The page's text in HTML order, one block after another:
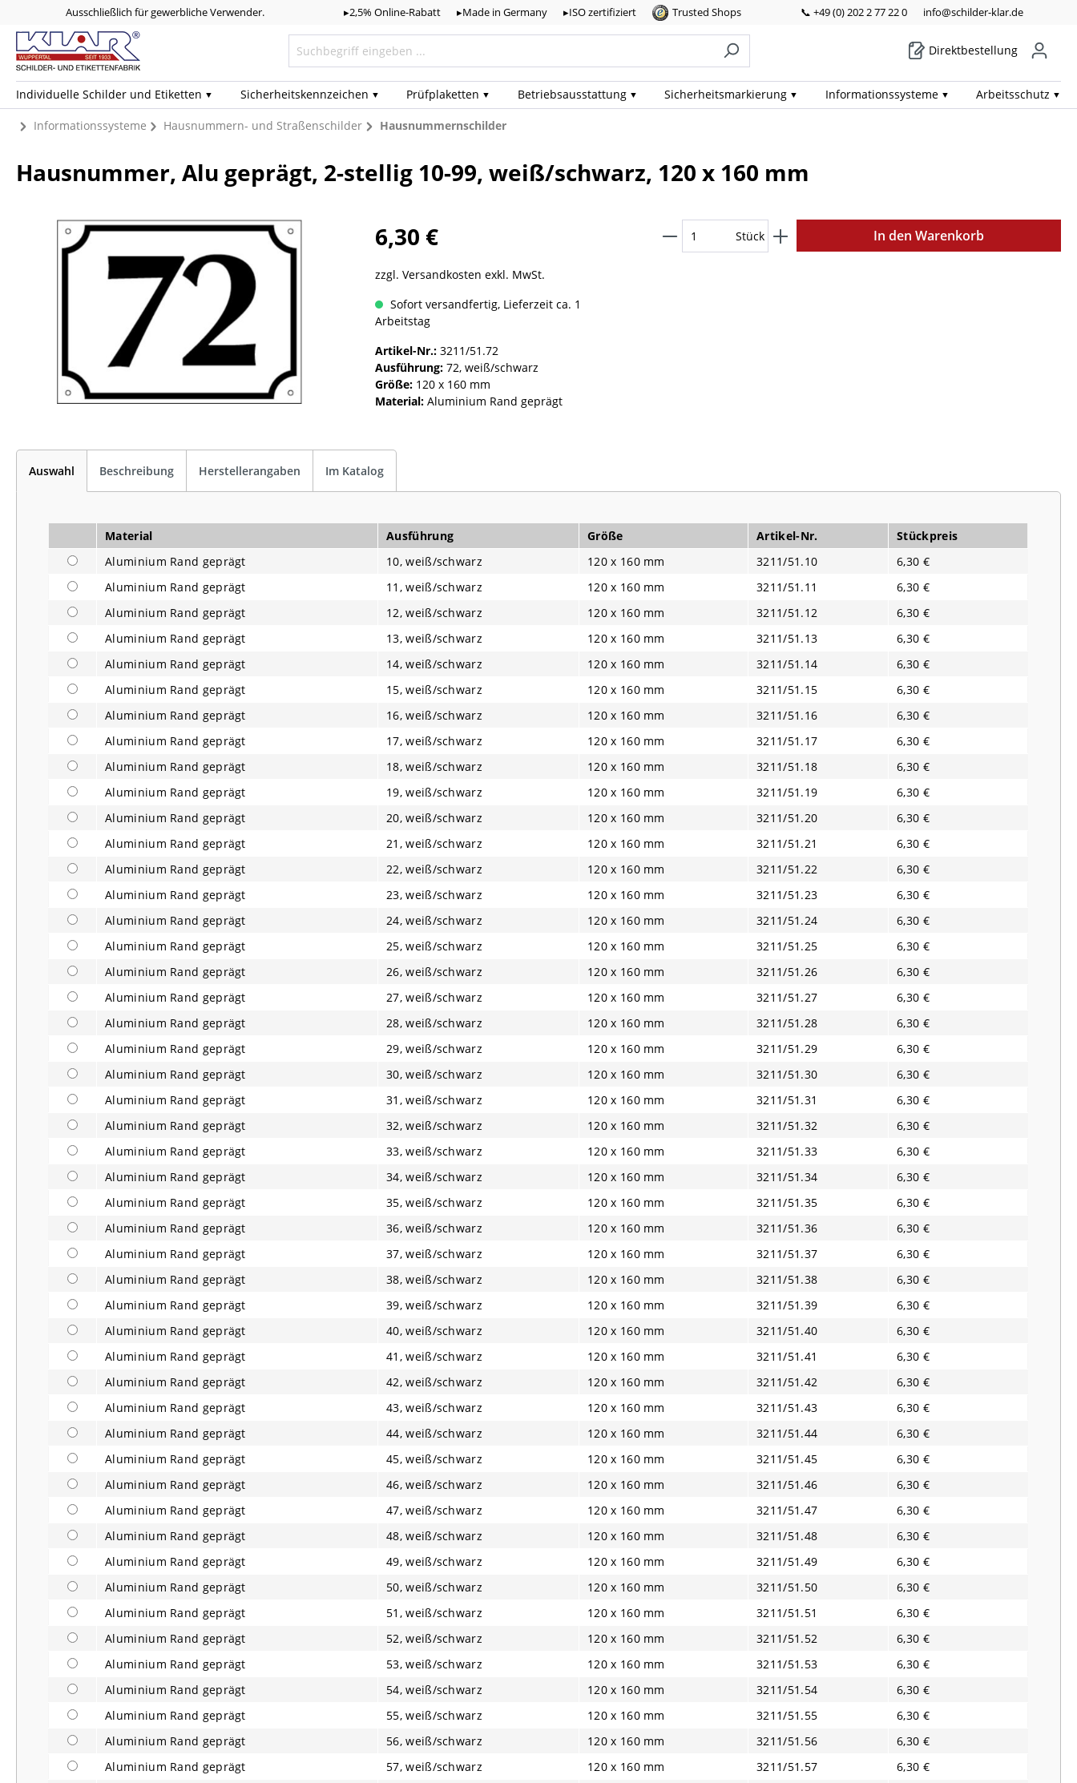
Ausschließlich für gewerbliche Verwender. ▸2,5% Online-Rabatt ▸Made in Germany ▸ISO zertifiziert Trusted Shops 📞 +49 (0) 202 2 77 22 0 info@schilder-klar.de
Direktbestellung
Individuelle Schilder und Etiketten Sicherheits­kennzeichen Prüf­plaketten Betriebs­ausstattung Sicherheits­markierung Informations­systeme Arbeits­schutz
Informationssysteme Hausnummern- und Straßenschilder Hausnummernschilder
Hausnummer, Alu geprägt, 2-stellig 10-99, weiß/schwarz, 120 x 160 mm
6,30 €
zzgl. Versandkosten exkl. MwSt.
Stück In den Warenkorb
Sofort versandfertig, Lieferzeit ca. 1
Arbeitstag
Artikel-Nr.: 3211/51.72
Ausführung: 72, weiß/schwarz
Größe: 120 x 160 mm
Material: Aluminium Rand geprägt
Auswahl Beschreibung Herstellerangaben Im Katalog
Material Ausführung Größe Artikel-Nr.
Stückpreis
Aluminium Rand geprägt
10, weiß/schwarz 120 x 160 mm 3211/51.10
6,30 €
Aluminium Rand geprägt
11, weiß/schwarz 120 x 160 mm 3211/51.11
6,30 €
Aluminium Rand geprägt
12, weiß/schwarz 120 x 160 mm 3211/51.12
6,30 €
Aluminium Rand geprägt
13, weiß/schwarz 120 x 160 mm 3211/51.13
6,30 €
Aluminium Rand geprägt
14, weiß/schwarz 120 x 160 mm 3211/51.14
6,30 €
Aluminium Rand geprägt
15, weiß/schwarz 120 x 160 mm 3211/51.15
6,30 €
Aluminium Rand geprägt
16, weiß/schwarz 120 x 160 mm 3211/51.16
6,30 €
Aluminium Rand geprägt
17, weiß/schwarz 120 x 160 mm 3211/51.17
6,30 €
Aluminium Rand geprägt
18, weiß/schwarz 120 x 160 mm 3211/51.18
6,30 €
Aluminium Rand geprägt
19, weiß/schwarz 120 x 160 mm 3211/51.19
6,30 €
Aluminium Rand geprägt
20, weiß/schwarz 120 x 160 mm 3211/51.20
6,30 €
Aluminium Rand geprägt
21, weiß/schwarz 120 x 160 mm 3211/51.21
6,30 €
Aluminium Rand geprägt
22, weiß/schwarz 120 x 160 mm 3211/51.22
6,30 €
Aluminium Rand geprägt
23, weiß/schwarz 120 x 160 mm 3211/51.23
6,30 €
Aluminium Rand geprägt
24, weiß/schwarz 120 x 160 mm 3211/51.24
6,30 €
Aluminium Rand geprägt
25, weiß/schwarz 120 x 160 mm 3211/51.25
6,30 €
Aluminium Rand geprägt
26, weiß/schwarz 120 x 160 mm 3211/51.26
6,30 €
Aluminium Rand geprägt
27, weiß/schwarz 120 x 160 mm 3211/51.27
6,30 €
Aluminium Rand geprägt
28, weiß/schwarz 120 x 160 mm 3211/51.28
6,30 €
Aluminium Rand geprägt
29, weiß/schwarz 120 x 160 mm 3211/51.29
6,30 €
Aluminium Rand geprägt
30, weiß/schwarz 120 x 160 mm 3211/51.30
6,30 €
Aluminium Rand geprägt
31, weiß/schwarz 120 x 160 mm 3211/51.31
6,30 €
Aluminium Rand geprägt
32, weiß/schwarz 120 x 160 mm 3211/51.32
6,30 €
Aluminium Rand geprägt
33, weiß/schwarz 120 x 160 mm 3211/51.33
6,30 €
Aluminium Rand geprägt
34, weiß/schwarz 120 x 160 mm 3211/51.34
6,30 €
Aluminium Rand geprägt
35, weiß/schwarz 120 x 160 mm 3211/51.35
6,30 €
Aluminium Rand geprägt
36, weiß/schwarz 120 x 160 mm 3211/51.36
6,30 €
Aluminium Rand geprägt
37, weiß/schwarz 120 x 160 mm 3211/51.37
6,30 €
Aluminium Rand geprägt
38, weiß/schwarz 120 x 160 mm 3211/51.38
6,30 €
Aluminium Rand geprägt
39, weiß/schwarz 120 x 160 mm 3211/51.39
6,30 €
Aluminium Rand geprägt
40, weiß/schwarz 120 x 160 mm 3211/51.40
6,30 €
Aluminium Rand geprägt
41, weiß/schwarz 120 x 160 mm 3211/51.41
6,30 €
Aluminium Rand geprägt
42, weiß/schwarz 120 x 160 mm 3211/51.42
6,30 €
Aluminium Rand geprägt
43, weiß/schwarz 120 x 160 mm 3211/51.43
6,30 €
Aluminium Rand geprägt
44, weiß/schwarz 120 x 160 mm 3211/51.44
6,30 €
Aluminium Rand geprägt
45, weiß/schwarz 120 x 160 mm 3211/51.45
6,30 €
Aluminium Rand geprägt
46, weiß/schwarz 120 x 160 mm 3211/51.46
6,30 €
Aluminium Rand geprägt
47, weiß/schwarz 120 x 160 mm 3211/51.47
6,30 €
Aluminium Rand geprägt
48, weiß/schwarz 120 x 160 mm 3211/51.48
6,30 €
Aluminium Rand geprägt
49, weiß/schwarz 120 x 160 mm 3211/51.49
6,30 €
Aluminium Rand geprägt
50, weiß/schwarz 120 x 160 mm 3211/51.50
6,30 €
Aluminium Rand geprägt
51, weiß/schwarz 120 x 160 mm 3211/51.51
6,30 €
Aluminium Rand geprägt
52, weiß/schwarz 120 x 160 mm 3211/51.52
6,30 €
Aluminium Rand geprägt
53, weiß/schwarz 120 x 160 mm 3211/51.53
6,30 €
Aluminium Rand geprägt
54, weiß/schwarz 120 x 160 mm 3211/51.54
6,30 €
Aluminium Rand geprägt
55, weiß/schwarz 120 x 160 mm 3211/51.55
6,30 €
Aluminium Rand geprägt
56, weiß/schwarz 120 x 160 mm 3211/51.56
6,30 €
Aluminium Rand geprägt
57, weiß/schwarz 120 x 160 mm 3211/51.57
6,30 €